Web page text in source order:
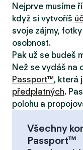
Nejprve musíme
když si vytvoříš
svoje zájmy,
osobnost.
Pak už se budeš
Než se vydáš na
Passport™, která
předplatných.
polohu a
Všechny
Passport™